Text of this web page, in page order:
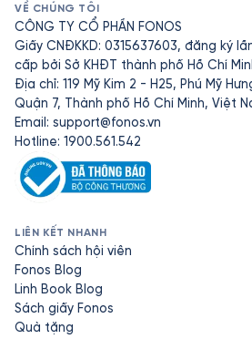
VỀ CHÚNG TÔI
CÔNG TY CỔ PHẦN FONOS
Giấy CNĐKKD: 0315637603, đăng ký
cấp bởi Sở KHĐT thành phố Hồ Chí
Địa chỉ: 119 Mỹ Kim 2 - H25, Phú Mỹ
Quận 7, Thành phố Hồ Chí Minh, Việt
Email: support@fonos.vn
Hotline: 1900.561.542
LIÊN KẾT NHANH
Chính sách hội viên
Fonos Blog
Linh Book Blog
Sách giấy Fonos
Quà tặng